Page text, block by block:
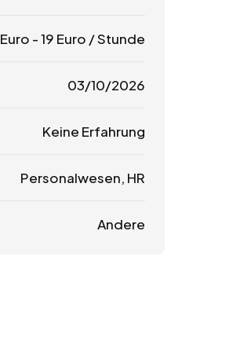
Euro -19 Euro / Stunde
03/10/2026
Keine Erfahrung
Personalwesen, HR
Andere